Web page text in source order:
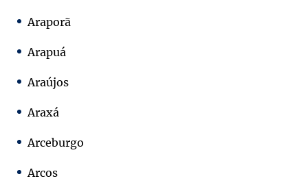
Araporã
Arapuá
Araújos
Araxá
Arceburgo
Arcos